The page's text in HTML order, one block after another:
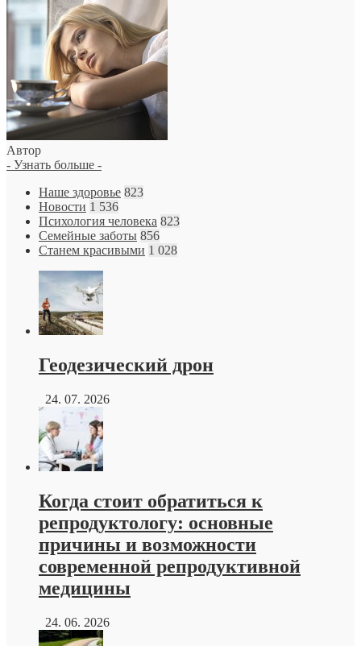
Автор
- Узнать больше -
Наше здоровье 823
Новости 1 536
Психология человека 823
Семейные заботы 856
Станем красивыми 1 028
Геодезический дрон
24. 07. 2026
Когда стоит обратиться к
репродуктологу: основные
причины и возможности
современной репродуктивной
медицины
24. 06. 2026